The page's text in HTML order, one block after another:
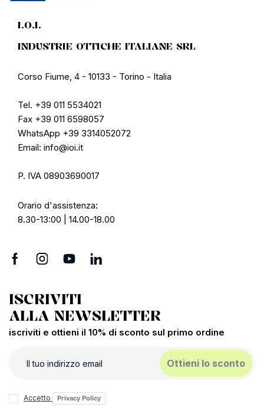
I.O.I.
INDUSTRIE OTTICHE ITALIANE SRL
Corso Fiume, 4 - 10133 - Torino - Italia
Tel. +39 011 5534021
Fax +39 011 6598057
WhatsApp +39 3314052072
Email: info@ioi.it
P. IVA 08903690017
Orario d'assistenza:
8.30-13:00 | 14.00-18.00
ISCRIVITI
ALLA NEWSLETTER
iscriviti e ottieni il 10% di sconto sul primo ordine
Ottieni lo sconto
Accetto Privacy Policy